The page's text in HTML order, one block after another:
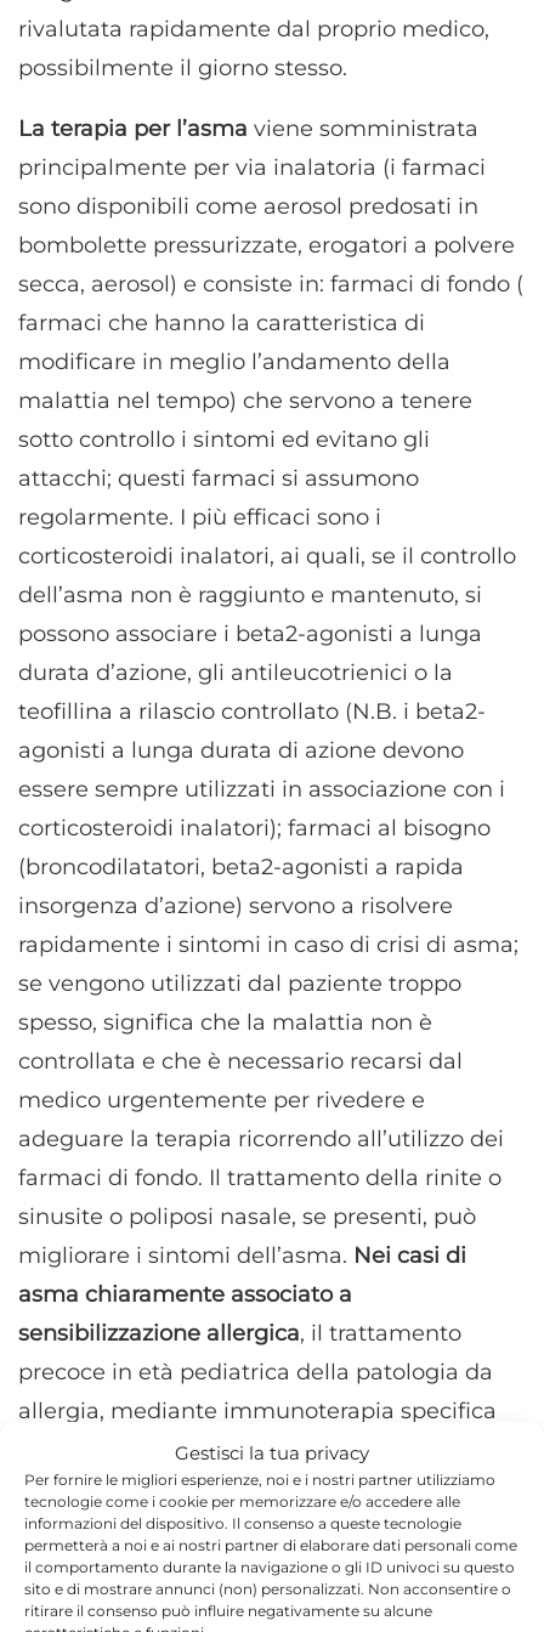
Gestisci la tua privacy
Per fornire le migliori esperienze, noi e i nostri partner utilizziamo
tecnologie come i cookie per memorizzare e/o accedere alle
informazioni del dispositivo. Il consenso a queste tecnologie
permetterà a noi e ai nostri partner di elaborare dati personali come
il comportamento durante la navigazione o gli ID univoci su questo
sito e di mostrare annunci (non) personalizzati. Non acconsentire o
ritirare il consenso può influire negativamente su alcune
rivalutata rapidamente dal proprio medico,
possibilmente il giorno stesso.
La terapia per l’asma viene somministrata
principalmente per via inalatoria (i farmaci
sono disponibili come aerosol predosati in
bombolette pressurizzate, erogatori a polvere
secca, aerosol) e consiste in: farmaci di fondo (
farmaci che hanno la caratteristica di
modificare in meglio l’andamento della
malattia nel tempo) che servono a tenere
sotto controllo i sintomi ed evitano gli
attacchi; questi farmaci si assumono
regolarmente. I più efficaci sono i
corticosteroidi inalatori, ai quali, se il controllo
dell’asma non è raggiunto e mantenuto, si
possono associare i beta2-agonisti a lunga
durata d’azione, gli antileucotrienici o la
teofillina a rilascio controllato (N.B. i beta2-
agonisti a lunga durata di azione devono
essere sempre utilizzati in associazione con i
corticosteroidi inalatori); farmaci al bisogno
(broncodilatatori, beta2-agonisti a rapida
insorgenza d’azione) servono a risolvere
rapidamente i sintomi in caso di crisi di asma;
se vengono utilizzati dal paziente troppo
spesso, significa che la malattia non è
controllata e che è necessario recarsi dal
medico urgentemente per rivedere e
adeguare la terapia ricorrendo all’utilizzo dei
farmaci di fondo. Il trattamento della rinite o
sinusite o poliposi nasale, se presenti, può
migliorare i sintomi dell’asma. Nei casi di
asma chiaramente associato a
sensibilizzazione allergica, il trattamento
precoce in età pediatrica della patologia da
allergia, mediante immunoterapia specifica
può prevenire lo sviluppo di asma.
Spesso i pazienti portatori di queste patologie,
presentano anche un’ipersensibilità
all’aspirina, la cui assunzione va quindi